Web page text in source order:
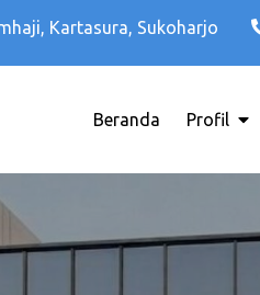
Kartasura, Sukoharjo
Solo Terbaik di
di Solo Raya ITB AAS
Beranda Profil